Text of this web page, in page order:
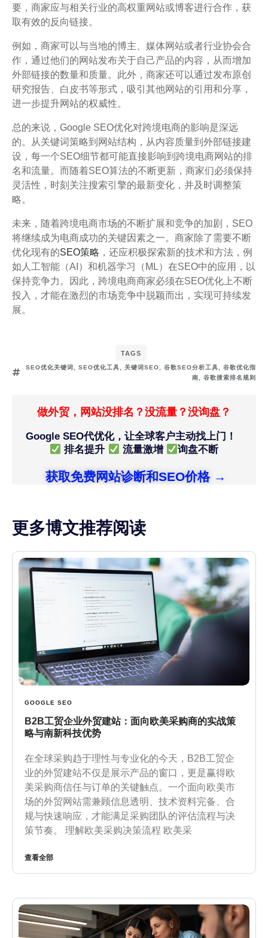
要，商家应与相关行业的高权重网站或博客进行合作，获
取有效的反向链接。
例如，商家可以与当地的博主、媒体网站或者行业协会合
作，通过他们的网站发布关于自己产品的内容，从而增加
外部链接的数量和质量。此外，商家还可以通过发布原创
研究报告、白皮书等形式，吸引其他网站的引用和分享，
进一步提升网站的权威性。
总的来说，Google SEO优化对跨境电商的影响是深远
的。从关键词策略到网站结构，从内容质量到外部链接建
设，每一个SEO细节都可能直接影响到跨境电商网站的排
名和流量。而随着SEO算法的不断更新，商家们必须保持
灵活性，时刻关注搜索引擎的最新变化，并及时调整策
略。
未来，随着跨境电商市场的不断扩展和竞争的加剧，SEO
将继续成为电商成功的关键因素之一。商家除了需要不断
优化现有的SEO策略 ，还应积极探索新的技术和方法，例
如人工智能（AI）和机器学习（ML）在SEO中的应用，以
保持竞争力。因此，跨境电商商家必须在SEO优化上不断
投入，才能在激烈的市场竞争中脱颖而出，实现可持续发
展。
TAGS
SEO优化关键词, SEO优化工具, 关键词SEO, 谷歌SEO分析工具, 谷歌优化指
南, 谷歌搜索排名规则
做外贸，网站没排名？没流量？没询盘？
Google SEO代优化，让全球客户主动找上门！
排名提升
流量激增 询盘不断
获取免费网站诊断和SEO价格 →
更多博文推荐阅读
GOOGLE SEO
B2B工贸企业外贸建站：面向欧美采购商的实战策
略与南新科技优势
在全球采购趋于理性与专业化的今天，B2B工贸企
业的外贸建站不仅是展示产品的窗口，更是赢得欧
美采购商信任与订单的关键触点。一个面向欧美市
场的外贸网站需兼顾信息透明、技术资料完备、合
规与快速响应，才能满足采购团队的评估流程与决
策节奏。 理解欧美采购决策流程 欧美采
查看全部